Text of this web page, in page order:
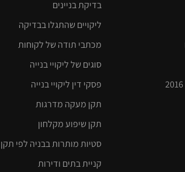
בדיקת בניינים
ליקויים שהתגלו בבדיקה
מכתבי תודה של לקוחות
סוגים של ליקויי בנייה
פסקי דין ליקויי בנייה
תקן מעקה מדרגות
תקן שיפוע מקלחון
סטיות מותרות בבניה לפי תקן 789
קניית בתים ודירות